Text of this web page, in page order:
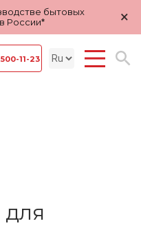
бытовых
России*
×
11-23